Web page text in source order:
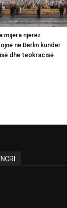
mijëra njerëz
në Berlin kundër
dhe teokracisë